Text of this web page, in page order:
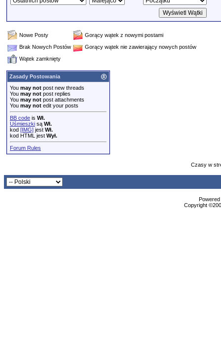
Nowe Posty
Gorący wątek z nowymi postami
Brak Nowych Postów
Gorący wątek nie zawierający nowych postów
Wątek zamknięty
Zasady Postowania
You may not post new threads
You may not post replies
You may not post attachments
You may not edit your posts
BB code is Wł.
Uśmieszki są Wł.
kod [IMG] jest Wł.
kod HTML jest Wył.
Forum Rules
Czasy w
Copyright